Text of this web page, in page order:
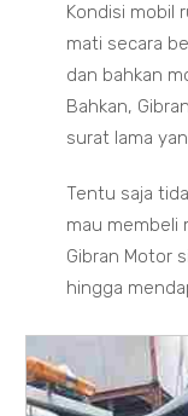
Kondisi mobil
mati secara
dan bahkan
Bahkan,
surat lama
Tentu saja
mau membeli
Gibran Motor
hingga